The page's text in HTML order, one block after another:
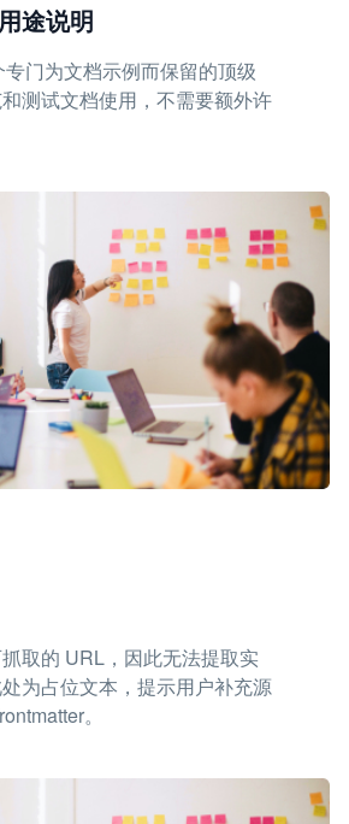
途说明
门为文档示例而保留的顶级
测试文档使用，不需要额外许
取的 URL，因此无法提取实
为占位文本，提示用户补充源
。